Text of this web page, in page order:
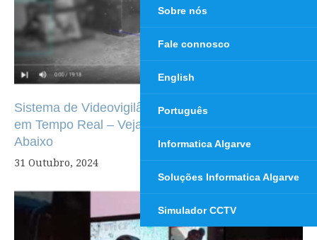
Sistema de Videovigilância Inteligente com Análise
em Tempo Real – Veja o Vídeo de Demonstração
Abaixo
31 Outubro, 2024
Sobre nós
Fale connosco
English
Português
Informatica Algarve
Soluções Informatica Algarve
Simulador CCTV